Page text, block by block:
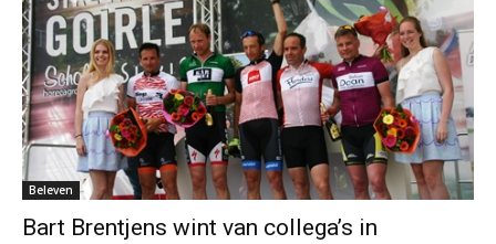
Beleven
Bart Brentjens wint van collega’s in